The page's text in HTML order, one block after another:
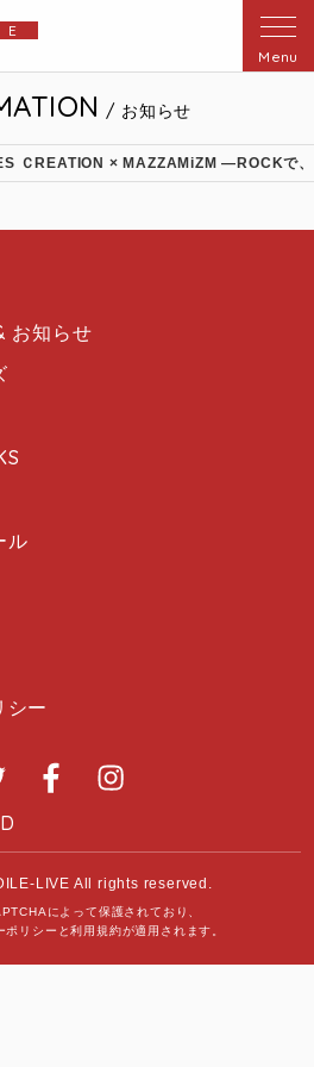
Menu
/ お知らせ
ＣREATION × MAZZAMiZM ―ROCKで
お知らせ
ル
シー
Twitter Facebook
LIVE All rights reserved.
によって保護されており、
ポリシー と利用規約が適用されます。